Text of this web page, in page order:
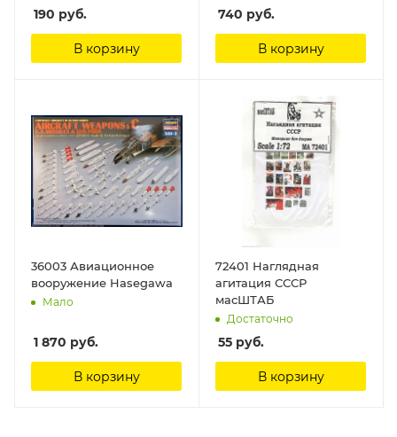
190 руб.
В корзину
740 руб.
В корзину
36003 Авиационное
вооружение Hasegawa
Мало
1 870 руб.
В корзину
72401 Наглядная
агитация СССР
масШТАБ
Достаточно
55 руб.
В корзину